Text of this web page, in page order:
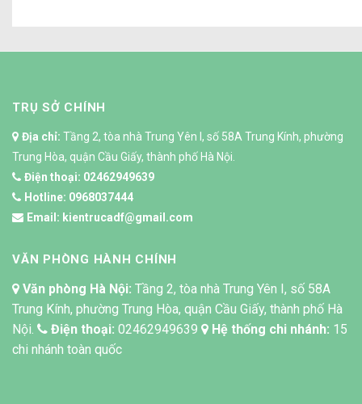
TRỤ SỞ CHÍNH
Địa chỉ: Tầng 2, tòa nhà Trung Yên I, số 58A Trung Kính, phường
Trung Hòa, quận Cầu Giấy, thành phố Hà Nội.
Điện thoại: 02462949639
Hotline: 0968037444
Email: kientrucadf@gmail.com
VĂN PHÒNG HÀNH CHÍNH
Văn phòng Hà Nội: Tầng 2, tòa nhà Trung Yên I, số 58A
Trung Kính, phường Trung Hòa, quận Cầu Giấy, thành phố Hà
Nội.
Điện thoại: 02462949639 Hệ thống chi nhánh: 15
chi nhánh toàn quốc